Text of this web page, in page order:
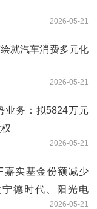
2026-05-21
就汽车消费多元化
2026-05-21
业务：拟5824万元
2026-05-21
嘉实基金份额减少
德时代、阳光电
2026-05-21